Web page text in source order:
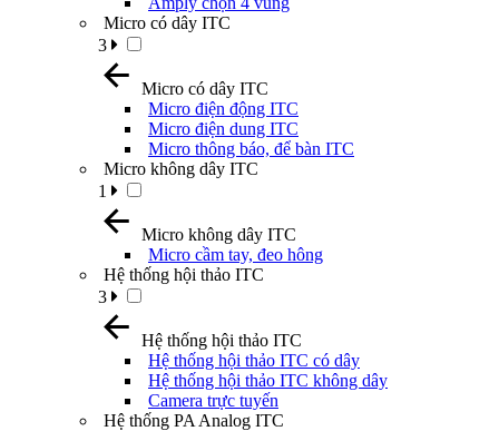
Micro có dây ITC
3
Micro có dây ITC
Micro điện động ITC
Micro điện dung ITC
Micro thông báo, để bàn ITC
Micro không dây ITC
1
Micro không dây ITC
Micro cầm tay, đeo hông
Hệ thống hội thảo ITC
3
Hệ thống hội thảo ITC
Hệ thống hội thảo ITC có dây
Hệ thống hội thảo ITC không dây
Camera trực tuyến
Hệ thống PA Analog ITC